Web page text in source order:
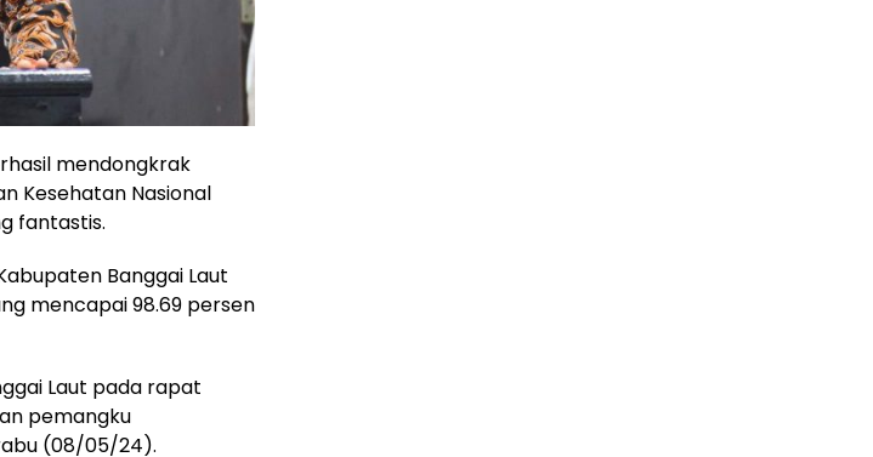
mendongkrak
Kesehatan Nasional
fantastis.
Banggai Laut
mencapai 98.69 persen
Laut pada rapat
pemangku
(08/05/24).